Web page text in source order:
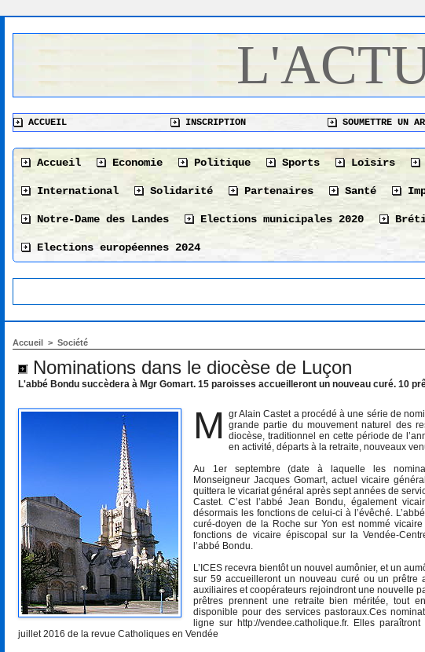
ACCUEIL INSCRIPTION SOUMETTRE UN
Accueil Economie Politique Sports Loisirs
International Solidarité Partenaires Santé
Notre-Dame des Landes Elections municipales 2020
Elections européennes 2024
Accueil > Société
Nominations dans le diocèse de Luçon
L'abbé Bondu succèdera à Mgr Gomart. 15 paroisses accueilleront un nouveau curé. 10
M
gr Alain Castet a procédé à une série de
grande partie du mouvement naturel des
diocèse, traditionnel en cette période de
en activité, départs à la retraite, nouveaux
Au 1er septembre (date à laquelle les
Monseigneur Jacques Gomart, actuel vicaire
quittera le vicariat général après sept années de
Castet. C’est l’abbé Jean Bondu, également
désormais les fonctions de celui-ci à l’évêché.
curé-doyen de la Roche sur Yon est nommé
fonctions de vicaire épiscopal sur la Vendée-
l’abbé Bondu.
L’ICES recevra bientôt un nouvel aumônier, et un
sur 59 accueilleront un nouveau curé ou un prêtre
auxiliaires et coopérateurs rejoindront une nouvelle
prêtres prennent une retraite bien méritée, tout
disponible pour des services pastoraux.Ces
ligne sur http://vendee.catholique.fr. Elles
juillet 2016 de la revue Catholiques en Vendée